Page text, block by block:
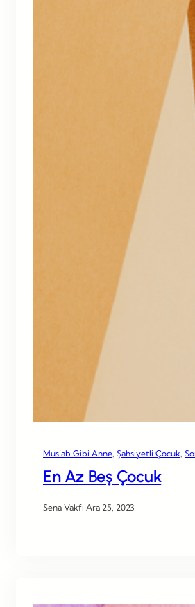
Mus’ab Gibi Anne Şahsiyetli Çocuk
En Az Beş Çocuk
Sena Vakfı·Ara 25, 2023